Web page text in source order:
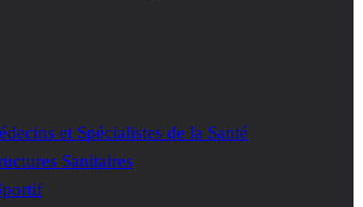
et Spécialistes de la Santé
Sanitaires